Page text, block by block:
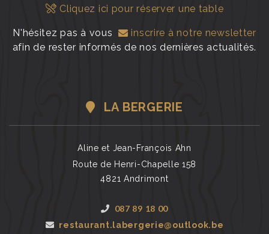
Cliquez ici pour réserver une table
N'hésitez pas à vous
inscrire à notre newsletter
afin de rester informés de nos dernières actualités.
LA BERGERIE
Aline et Jean-François Ahn
Route de Henri-Chapelle 158
4821 Andrimont
087 89 18 00
restaurant.labergerie@outlook.be